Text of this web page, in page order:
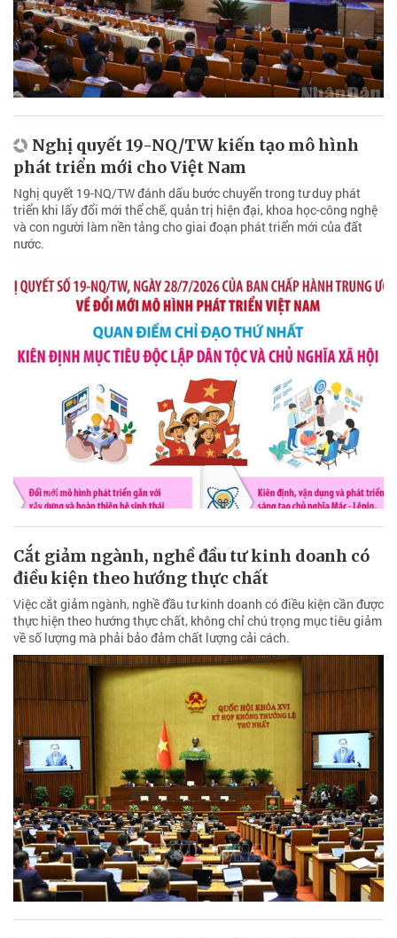
Nghị quyết 19-NQ/TW kiến tạo mô hình
phát triển mới cho Việt Nam
Nghị quyết 19-NQ/TW đánh dấu bước chuyển trong tư duy phát
triển khi lấy đổi mới thể chế, quản trị hiện đại, khoa học-công nghệ
và con người làm nền tảng cho giai đoạn phát triển mới của đất
nước.
Cắt giảm ngành, nghề đầu tư kinh doanh có
điều kiện theo hướng thực chất
Việc cắt giảm ngành, nghề đầu tư kinh doanh có điều kiện cần được
thực hiện theo hướng thực chất, không chỉ chú trọng mục tiêu giảm
về số lượng mà phải bảo đảm chất lượng cải cách.